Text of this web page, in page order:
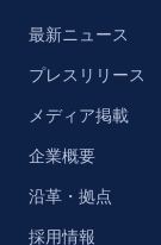
最新ニュース
プレスリリース
メディア掲載
企業概要
沿革・拠点
採用情報